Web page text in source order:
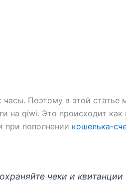
часы. Поэтому в этой
на qiwi. Это происходит как
при пополнении кошелька-
чеки и квитанции